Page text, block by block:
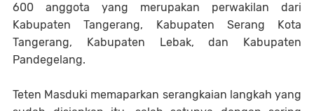
600 anggota yang merupakan perwakilan dari
Kabupaten Tangerang, Kabupaten Serang Kota
Tangerang, Kabupaten Lebak, dan Kabupaten
Pandegelang.
Teten Masduki memaparkan serangkaian langkah yang